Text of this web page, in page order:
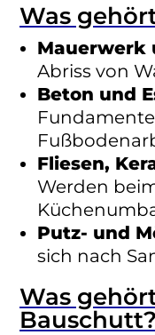
Was
Mauerwerk
Abriss von
Beton und
Fliesen,
Werden
Putz- und
sich nach
Was
Bauschutt?